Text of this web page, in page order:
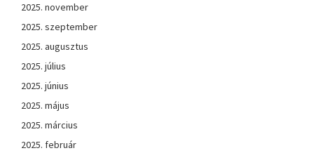
2025. november
2025. szeptember
2025. augusztus
2025. július
2025. június
2025. május
2025. március
2025. február